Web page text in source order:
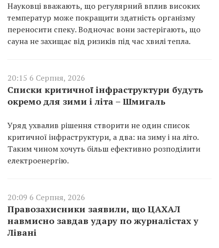
Науковці вважають, що регулярний вплив високих
температур може покращити здатність організму
переносити спеку. Водночас вони застерігають, що
сауна не захищає від ризиків під час хвилі тепла.
20:15 6 Серпня, 2026
Списки критичної інфраструктури будуть
окремо для зими і літа – Шмигаль
Уряд ухвалив рішення створити не один список
критичної інфраструктури, а два: на зиму і на літо.
Таким чином хочуть більш ефективно розподілити
електроенергію.
20:09 6 Серпня, 2026
Правозахисники заявили, що ЦАХАЛ
навмисно завдав удару по журналістах у
Лівані